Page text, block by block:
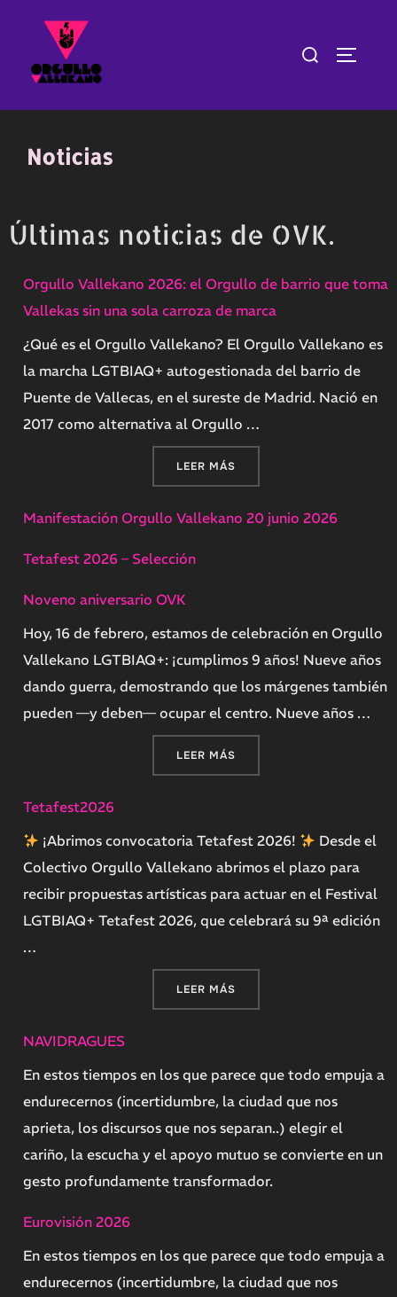
contenido
Buscar:
Noticias
Últimas noticias de OVK.
Orgullo Vallekano 2026: el Orgullo de barrio que toma
Vallekas sin una sola carroza de marca
¿Qué es el Orgullo Vallekano? El Orgullo Vallekano es
la marcha LGTBIAQ+ autogestionada del barrio de
Puente de Vallecas, en el sureste de Madrid. Nació en
2017 como alternativa al Orgullo …
LEER MÁS«ORGULLO VALLEKANO
Manifestación Orgullo Vallekano 20 junio 2026
Tetafest 2026 – Selección
Noveno aniversario OVK
Hoy, 16 de febrero, estamos de celebración en Orgullo
Vallekano LGTBIAQ+: ¡cumplimos 9 años! Nueve años
dando guerra, demostrando que los márgenes también
pueden —y deben— ocupar el centro. Nueve años …
LEER MÁS«NOVENO ANIVERSARIO
Tetafest2026
¡Abrimos convocatoria Tetafest 2026!
Desde el
Colectivo Orgullo Vallekano abrimos el plazo para
recibir propuestas artísticas para actuar en el Festival
LGTBIAQ+ Tetafest 2026, que celebrará su 9ª edición
…
LEER MÁS«TETAFEST2026»
NAVIDRAGUES
En estos tiempos en los que parece que todo empuja a
endurecernos (incertidumbre, la ciudad que nos
aprieta, los discursos que nos separan..) elegir el
cariño, la escucha y el apoyo mutuo se convierte en un
gesto profundamente transformador.
Eurovisión 2026
En estos tiempos en los que parece que todo empuja a
endurecernos (incertidumbre, la ciudad que nos